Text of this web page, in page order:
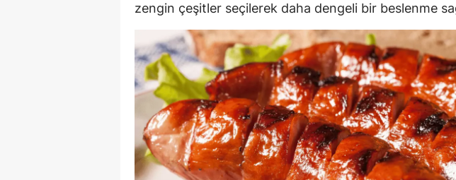
zengin çeşitler seçilerek daha dengeli bir beslenme